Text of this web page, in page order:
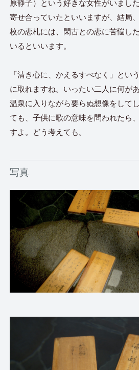
原静子）という好きな女性がいまし
寄せ合っていたといいますが、結局
枚の恋札には、閑古との恋に苦悩し
いるといいます。
「清き心に、かえるすべなく」とい
に取れますね。いったい二人に何が
温泉に入りながら要らぬ想像をして
ても、子供に歌の意味を問われたら
すよ。どう考えても。
写真